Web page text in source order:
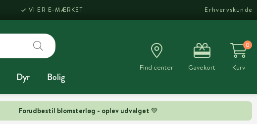
Forudbestil blomsterløg - oplev udvalget 💚
VI ER E-MÆRKET Erhvervskunde
Dyr Bolig
Find center Gavekort
0
Kurv